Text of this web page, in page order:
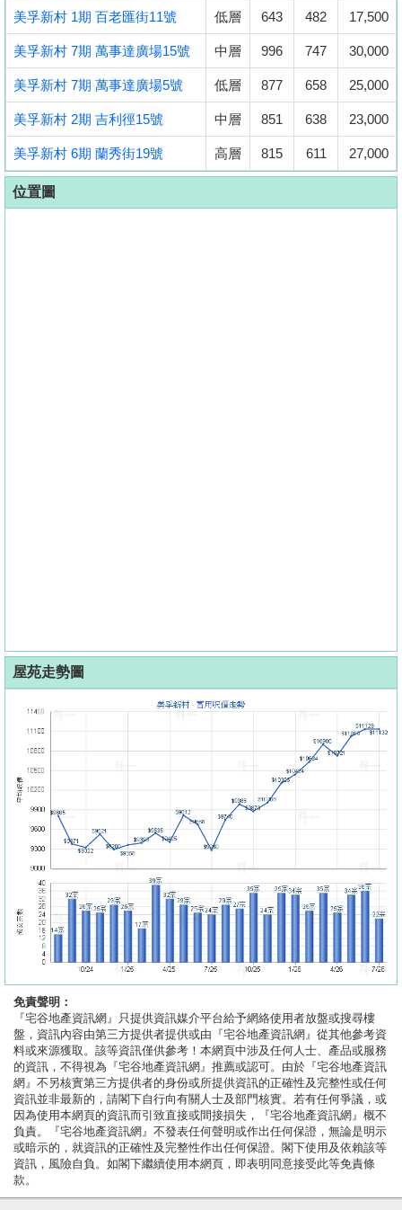
美孚新村 1期 百老匯街11號 低層 643 482 17,500
美孚新村 7期 萬事達廣場15號 中層 996 747 30,000
美孚新村 7期 萬事達廣場5號 低層 877 658 25,000
美孚新村 2期 吉利徑15號 中層 851 638 23,000
美孚新村 6期 蘭秀街19號 高層 815 611 27,000
位置圖
屋苑走勢圖
免責聲明：
『宅谷地產資訊網』只提供資訊媒介平台給予網絡使用者放盤或搜尋樓
盤，資訊內容由第三方提供者提供或由『宅谷地產資訊網』從其他參考資
料或來源獲取。該等資訊僅供參考！本網頁中涉及任何人士、產品或服務
的資訊，不得視為『宅谷地產資訊網』推薦或認可。由於『宅谷地產資訊
網』不另核實第三方提供者的身份或所提供資訊的正確性及完整性或任何
資訊並非最新的，請閣下自行向有關人士及部門核實。若有任何爭議，或
因為使用本網頁的資訊而引致直接或間接損失，『宅谷地產資訊網』概不
負責。『宅谷地產資訊網』不發表任何聲明或作出任何保證，無論是明示
或暗示的，就資訊的正確性及完整性作出任何保證。閣下使用及依賴該等
資訊，風險自負。如閣下繼續使用本網頁，即表明同意接受此等免責條
款。